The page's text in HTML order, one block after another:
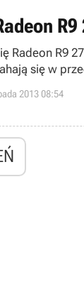
Radeon R9
się w
2013 08:54